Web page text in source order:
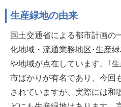
生産緑地の由来
国土交通省による都市計画の
化地域・流通業務地区･生産
や地域が点在しています。｢
市ばかりが有名であり、今回
されていますが、実際には和